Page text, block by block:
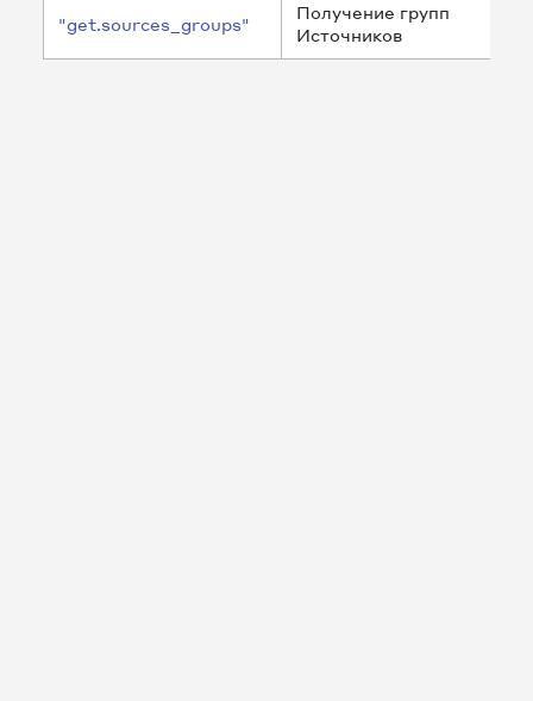
"get.sources_groups"
Получение групп
Источников